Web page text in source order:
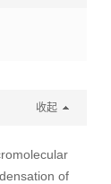
收起
of